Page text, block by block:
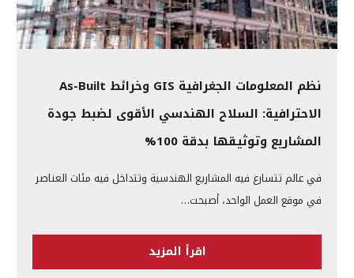
نظم المعلومات الجغرافية GIS وخرائط As-Built
الاحترافية: السلاح الهندسي الأقوى لضبط جودة
المشاريع وتوثيقها بدقة 100%
في عالم تتسارع فيه المشاريع الهندسية وتتداخل فيه مئات العناصر
في موقع العمل الواحد، أصبحت…
اقرأ المزيد